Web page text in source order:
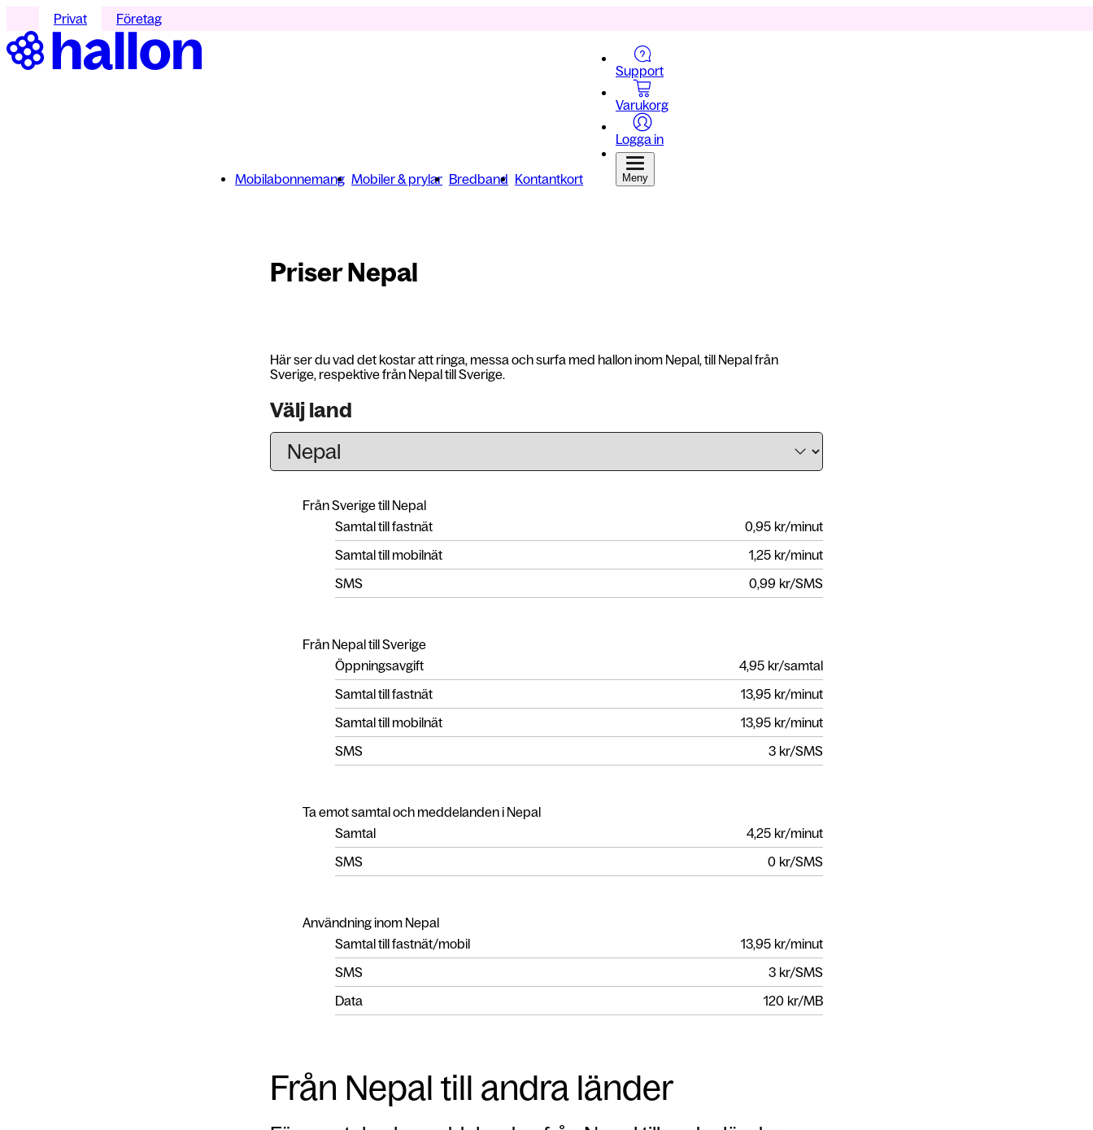
Privat Företag
Mobilabonnemang Mobiler & prylar Bredband Kontantkort
Support
Varukorg
Logga in
Meny
Priser Nepal
Här ser du vad det kostar att ringa, messa och surfa med hallon inom Nepal, till Nepal från
Sverige, respektive från Nepal till Sverige.
Välj land
Från Sverige till Nepal
Samtal till fastnät
0,95 kr/minut
Samtal till mobilnät
1,25 kr/minut
SMS
0,99 kr/SMS
Från Nepal till Sverige
Öppningsavgift
4,95 kr/samtal
Samtal till fastnät
13,95 kr/minut
Samtal till mobilnät
13,95 kr/minut
SMS
3 kr/SMS
Ta emot samtal och meddelanden i Nepal
Samtal
4,25 kr/minut
SMS
0 kr/SMS
Användning inom Nepal
Samtal till fastnät/mobil
13,95 kr/minut
SMS
3 kr/SMS
Data
120 kr/MB
Från Nepal till andra länder